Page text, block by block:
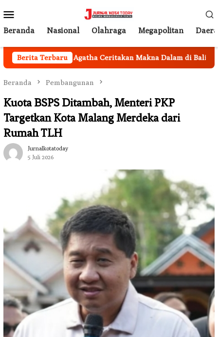
ke
kontenMobile
Beranda Nasional Olahraga Megapolitan
Berita Terbaru
Dean Agatha Ceritakan Makna Dalam di Balik Lagu
Beranda Pembangunan
Kuota BSPS Ditambah, Menteri PKP
Targetkan Kota Malang Merdeka dari
Rumah TLH
Jurnalkotatoday
5 Juli 2026